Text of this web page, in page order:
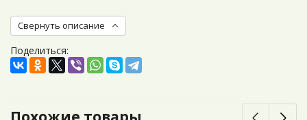
Свернуть описание
Поделиться: